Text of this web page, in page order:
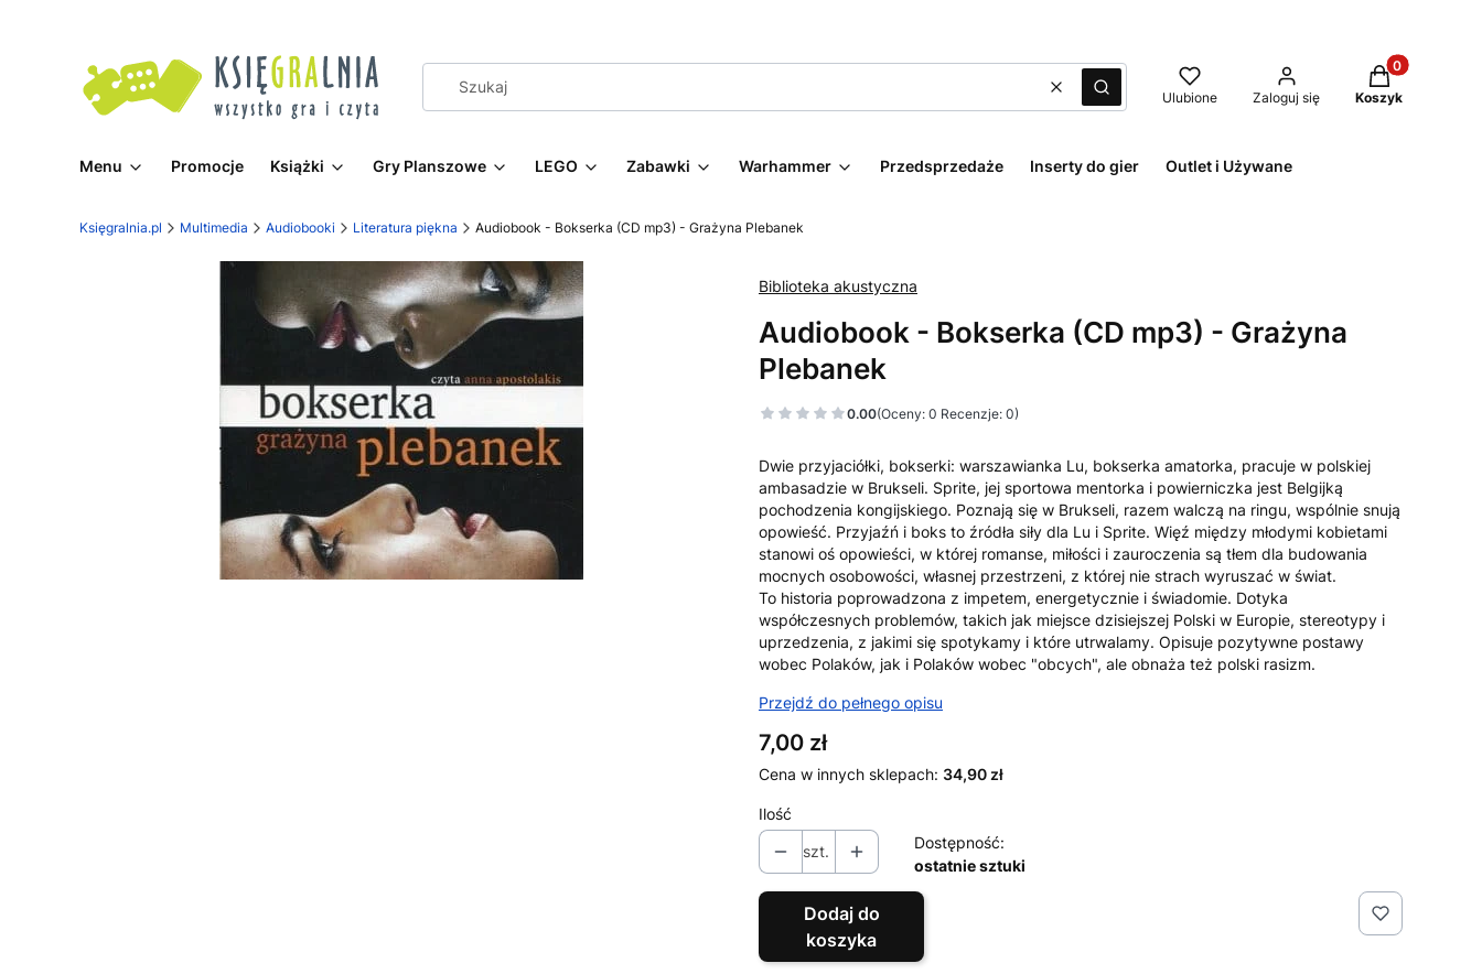
WyczyśćSzukaj Ulubione Zaloguj się
Produkty w
Koszyk
Menu Promocje Książki Gry Planszowe LEGO Zabawki Warhammer Przedsprzedaże Inserty do gier Outlet i Używane
Księgralnia.pl Multimedia Audiobooki Literatura piękna Audiobook - Bokserka (CD mp3) - Grażyna Plebanek
Biblioteka akustyczna
Audiobook - Bokserka (CD mp3) - Grażyna
Plebanek
0.00(Oceny: 0 Recenzje: 0)
Dwie przyjaciółki, bokserki: warszawianka Lu, bokserka amatorka, pracuje w polskiej
ambasadzie w Brukseli. Sprite, jej sportowa mentorka i powierniczka jest Belgijką
pochodzenia kongijskiego. Poznają się w Brukseli, razem walczą na ringu, wspólnie snują
opowieść. Przyjaźń i boks to źródła siły dla Lu i Sprite. Więź między młodymi kobietami
stanowi oś opowieści, w której romanse, miłości i zauroczenia są tłem dla budowania
mocnych osobowości, własnej przestrzeni, z której nie strach wyruszać w świat.
To historia poprowadzona z impetem, energetycznie i świadomie. Dotyka
współczesnych problemów, takich jak miejsce dzisiejszej Polski w Europie, stereotypy i
uprzedzenia, z jakimi się spotykamy i które utrwalamy. Opisuje pozytywne postawy
wobec Polaków, jak i Polaków wobec "obcych", ale obnaża też polski rasizm.
Przejdź do pełnego opisu
Cena
7,00 zł
Cena w innych sklepach: 34,90 zł
Ilość
szt.
Dostępność:
ostatnie sztuki
Dodaj do
koszyka